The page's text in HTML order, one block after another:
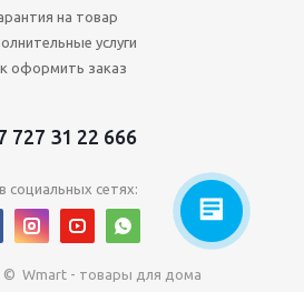
на товар
услуги
оформить заказ
727 31 22 666
социальных сетях:
© Wmart - товары для дома